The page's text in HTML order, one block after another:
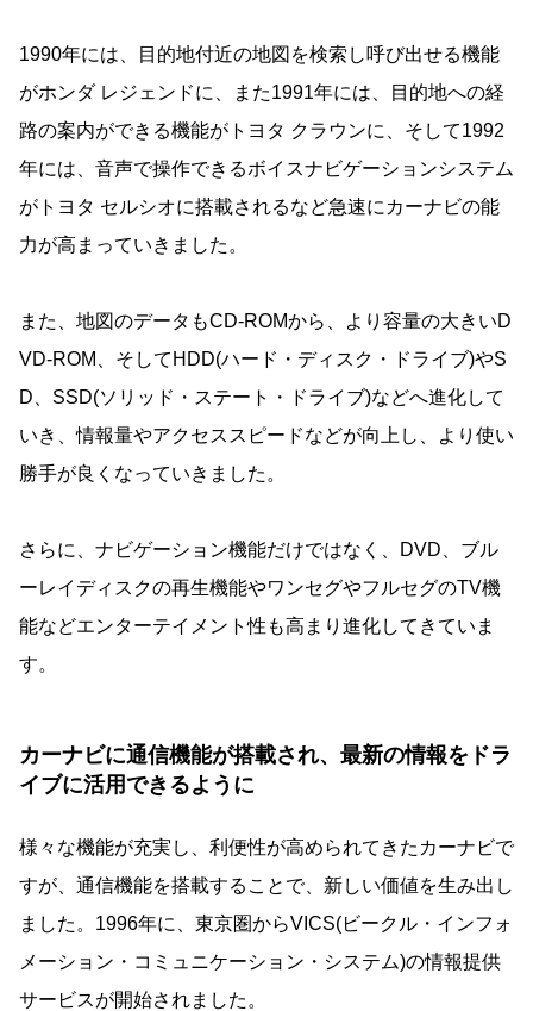
1990年には、目的地付近の地図を検索し呼び出せる機能
がホンダ レジェンドに、また1991年には、目的地への経
路の案内ができる機能がトヨタ クラウンに、そして1992
年には、音声で操作できるボイスナビゲーションシステム
がトヨタ セルシオに搭載されるなど急速にカーナビの能
力が高まっていきました。
また、地図のデータもCD-ROMから、より容量の大きいD
VD-ROM、そしてHDD(ハード・ディスク・ドライブ)やS
D、SSD(ソリッド・ステート・ドライブ)などへ進化して
いき、情報量やアクセススピードなどが向上し、より使い
勝手が良くなっていきました。
さらに、ナビゲーション機能だけではなく、DVD、ブル
ーレイディスクの再生機能やワンセグやフルセグのTV機
能などエンターテイメント性も高まり進化してきていま
す。
カーナビに通信機能が搭載され、最新の情報をドラ
イブに活用できるように
様々な機能が充実し、利便性が高められてきたカーナビで
すが、通信機能を搭載することで、新しい価値を生み出し
ました。1996年に、東京圏からVICS(ビークル・インフォ
メーション・コミュニケーション・システム)の情報提供
サービスが開始されました。